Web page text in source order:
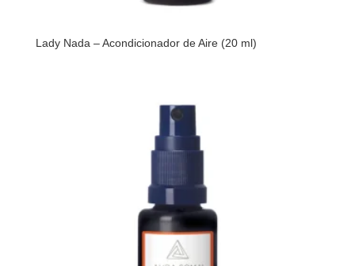
Lady Nada – Acondicionador de Aire (20 ml)